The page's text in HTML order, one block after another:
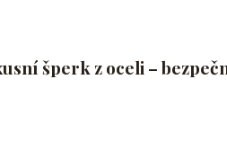
šperk z oceli –